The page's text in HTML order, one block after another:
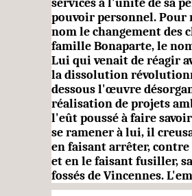
services à l'unité de sa
pouvoir personnel. Pour
nom le changement des
famille Bonaparte, le
Lui qui venait de réagir
la dis­solution
dessous l'œuvre
réalisation de projets
l'eût poussé à faire
se ramener à lui, il
en faisant arrêter,
et en le faisant fusiller,
fossés de Vincennes.